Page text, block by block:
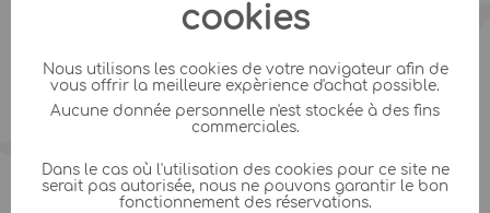
cookies
Nous utilisons les cookies de votre navigateur afin de
vous offrir la meilleure expèrience d'achat possible.
Aucune donnée personnelle n'est stockée à des fins
commerciales.
Dans le cas où l'utilisation des cookies pour ce site ne
serait pas autorisée, nous ne pouvons garantir le bon
fonctionnement des réservations.